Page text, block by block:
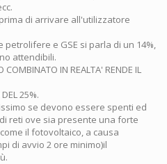
di arrivare all'utilizzatore
e GSE si parla di un 14%,
attendibili.
COMBINATO IN REALTA' RENDE IL
25%.
se devono essere spenti ed
reti ove sia presente una forte
il fotovoltaico, a causa
di avvio 2 ore minimo)il